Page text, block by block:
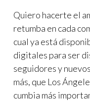
Quiero hacerte el
retumba en cada
cual ya está
digitales para ser
seguidores y
más, que Los
cumbia más